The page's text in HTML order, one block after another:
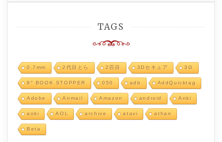
TAGS
0.7mm 2代目とら 2匹目 3Dセキュア 3G
9° BOOK STOPPER 050 adb AddQuicktag
Adobe Airmail Amazon android Anki
aoki AOL archive atavi athan
Beta